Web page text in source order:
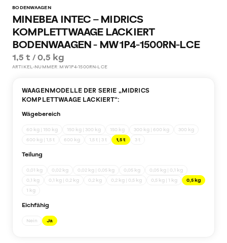
BODENWAAGEN
MINEBEA INTEC – MIDRICS
KOMPLETTWAAGE LACKIERT
BODENWAAGEN - MW1P4-1500RN-LCE
1,5 t / 0,5 kg
ARTIKEL-NUMMER: MW1P4-1500RN-LCE
WAAGENMODELLE DER SERIE „MIDRICS
KOMPLETTWAAGE LACKIERT“:
Wägebereich
60 kg | 150 kg 150 kg | 300 kg 150 kg 300 kg | 600 kg
300 kg
600 kg | 1,5 t
600 kg 1,5 t | 3 t 1,5 t 3 t
Teilung
0,01 kg 0,02 kg 0,02 kg | 0,05 kg 0,05 kg
0,05 kg | 0,1 kg
0,1 kg
0,1 kg | 0,2 kg 0,2 kg 0,2 kg | 0,5 kg 0,5 kg | 1 kg
0,5 kg
1 kg
Eichfähig
Nein Ja